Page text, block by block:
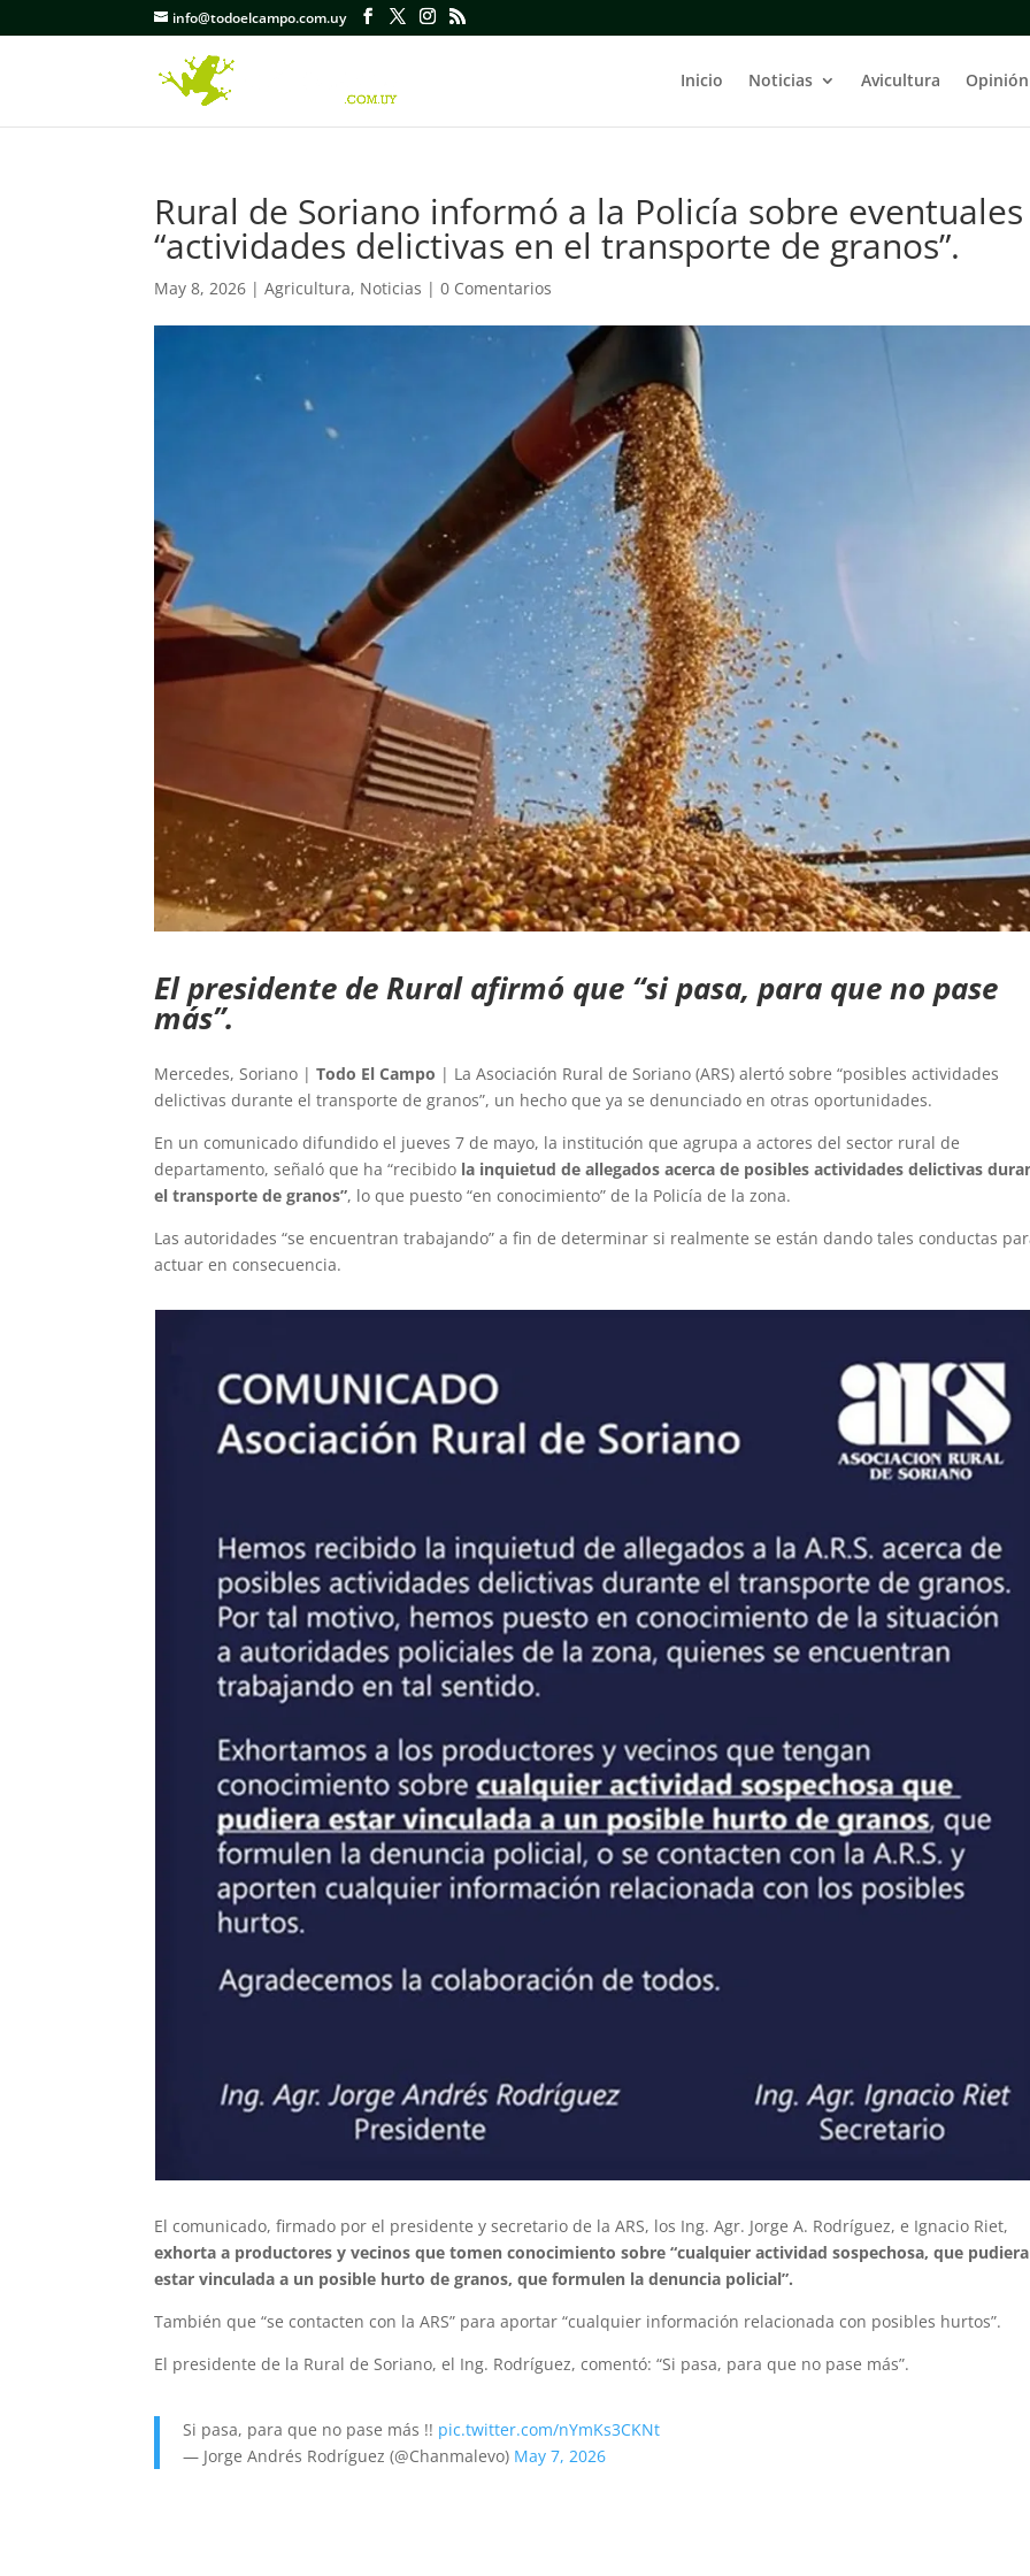
info@todoelcampo.com.uy
Inicio Noticias Avicultura Opinión
Rural de Soriano informó a la Policía sobre eventuales
“actividades delictivas en el transporte de granos”.
May 8, 2026 |Agricultura, Noticias |0 Comentarios
El presidente de Rural afirmó que “si pasa, para que no pase
más”.
Mercedes, Soriano |Todo El Campo | La Asociación Rural de Soriano (ARS) alertó sobre “posibles actividades
delictivas durante el transporte de granos”, un hecho que ya se denunciado en otras oportunidades.
En un comunicado difundido el jueves 7 de mayo, la institución que agrupa a actores del sector rural de
departamento, señaló que ha “recibido la inquietud de allegados acerca de posibles actividades delictivas
el transporte de granos”, lo que puesto “en conocimiento” de la Policía de la zona.
Las autoridades “se encuentran trabajando” a fin de determinar si realmente se están dando tales conductas
actuar en consecuencia.
El comunicado, firmado por el presidente y secretario de la ARS, los Ing. Agr. Jorge A. Rodríguez, e Ignacio Riet,
exhorta a productores y vecinos que tomen conocimiento sobre “cualquier actividad sospechosa, que pudiera
estar vinculada a un posible hurto de granos, que formulen la denuncia policial”.
También que “se contacten con la ARS” para aportar “cualquier información relacionada con posibles hurtos”.
El presidente de la Rural de Soriano, el Ing. Rodríguez, comentó: “Si pasa, para que no pase más”.
Si pasa, para que no pase más !! pic.twitter.com/nYmKs3CKNt
— Jorge Andrés Rodríguez (@Chanmalevo) May 7, 2026